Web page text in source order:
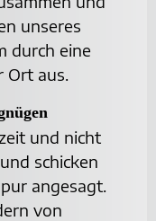
unseres
durch eine
Ort aus.
und nicht
schicken
angesagt.
von